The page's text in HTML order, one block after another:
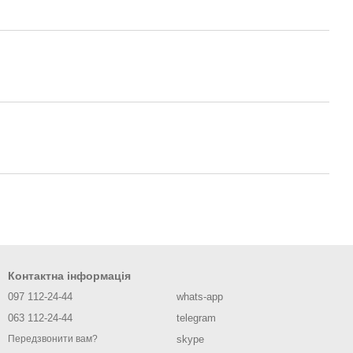
Контактна інформація
097 112-24-44
063 112-24-44
Передзвонити вам?
whats-app
telegram
skype